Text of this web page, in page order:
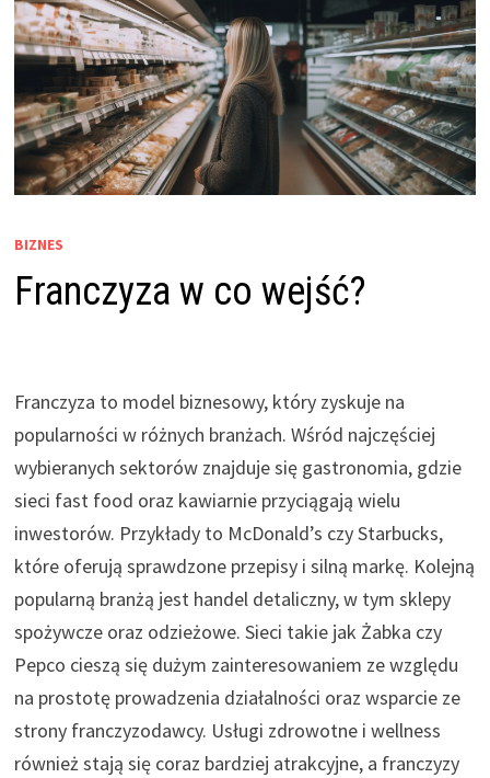
BIZNES
Franczyza w co wejść?
Franczyza to model biznesowy, który zyskuje na
popularności w różnych branżach. Wśród najczęściej
wybieranych sektorów znajduje się gastronomia, gdzie
sieci fast food oraz kawiarnie przyciągają wielu
inwestorów. Przykłady to McDonald’s czy Starbucks,
które oferują sprawdzone przepisy i silną markę. Kolejną
popularną branżą jest handel detaliczny, w tym sklepy
spożywcze oraz odzieżowe. Sieci takie jak Żabka czy
Pepco cieszą się dużym zainteresowaniem ze względu
na prostotę prowadzenia działalności oraz wsparcie ze
strony franczyzodawcy. Usługi zdrowotne i wellness
również stają się coraz bardziej atrakcyjne, a franczyzy